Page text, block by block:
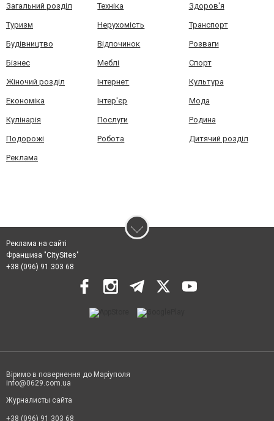
Загальний розділ Техніка Здоров'я
Туризм Нерухомість Транспорт
Будівництво Відпочинок Розваги
Бізнес Меблі Спорт
Жіночий розділ Інтернет Культура
Економіка Інтер'єр Мода
Кулінарія Послуги Родина
Подорожі Робота Дитячий розділ
Реклама
Реклама на сайті
Франшиза "CitySites"
+38 (096) 91 303 68
Віримо в повернення до Маріуполя
info@0629.com.ua
Журналисты сайта
+38 (096) 91 303 68